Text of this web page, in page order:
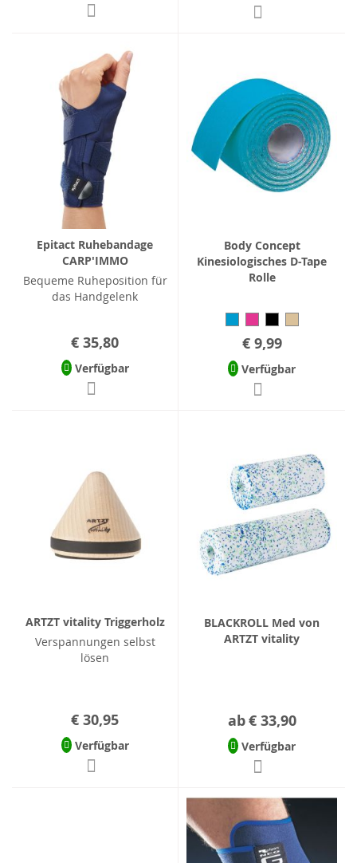
Epitact Ruhebandage
CARP'IMMO
Bequeme Ruheposition für
das Handgelenk
€ 35,80
Verfügbar
Body Concept
Kinesiologisches D-Tape
Rolle
€ 9,99
Verfügbar
ARTZT vitality Triggerholz
Verspannungen selbst
lösen
€ 30,95
Verfügbar
BLACKROLL Med von
ARTZT vitality
ab€ 33,90
Verfügbar